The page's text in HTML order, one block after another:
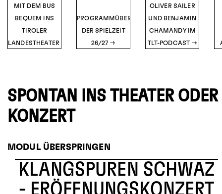
MIT DEM BUS
BEQUEM INS
TIROLER
LANDESTHEATER
PROGRAMMÜBERSICHT
DER SPIELZEIT
26/27
OLIVER SAILER
UND BENJAMIN
CHAMANDY IM
TLT-PODCAST
SPONTAN INS THEATER
KONZERT
MODUL ÜBERSPRINGEN
KLANGSPUREN SCHWAZ
- ERÖFFNUNGSKONZERT